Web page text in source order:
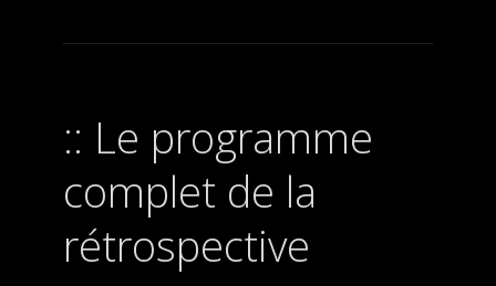
Le programme
complet de la
rétrospective